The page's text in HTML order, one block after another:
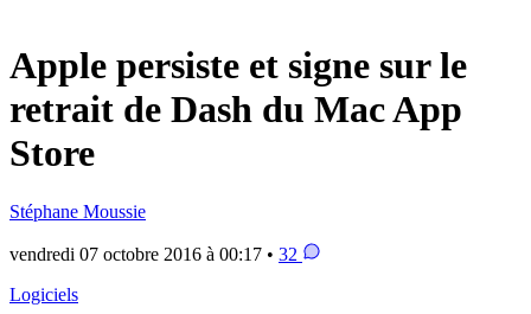
Apple persiste et signe sur le
retrait de Dash du Mac App
Store
Stéphane Moussie
vendredi 07 octobre 2016 à 00:17 • 32
Logiciels